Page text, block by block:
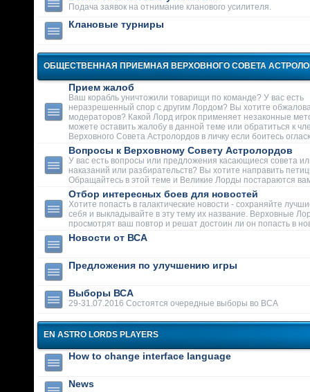
Подача заявок на отнимание кланового усилителя.
Клановые турниры
ОБЩЕСТВЕННАЯ ПРИЕМНАЯ ВЕРХОВНОГО СОВЕТА
Прием жалоб
Ваш корабль уничтожили товарищи по команде? У вас есть
неразрешенный спор с другим Лордом? Вы хотите
модераторов? Какой Лорд игрок применяет незаконные
можете оставить жалобу в данной теме или обратиться к
Верховного Совета Астролордов в личку если боитесь
Вопросы к Верховному Совету Астролордов
У вас есть вопросы или предложения касающиеся совета
наказаний или разбирательств? Вы хотите направить
Обращайтесь в этой теме и Великие Лорды постараются
Отбор интересных боев для новостей
Хотите попасть в галактические новости - сохраняйте
себя и выкладывайте в эту тему их название. Верховные
просмотрят ваш повтор и решат достоин ли он попасть в
Новости от ВСА
Предложения по улучшению игры
Выборы ВСА
29-31.07.2016 Состоятся очередные выборы во ВСА
EN ASTRO LORDS PLAYERS
How to change interface language
News